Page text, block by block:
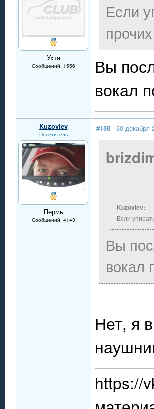
Ухта
Сообщений: 1556
Если
Вы
вокал
Kuzovlev
Посетитель
Пермь
Сообщений: 4143
#188 - 30 декабря
Kuzovlev:
Если
Вы
вокал
Нет, я
https://